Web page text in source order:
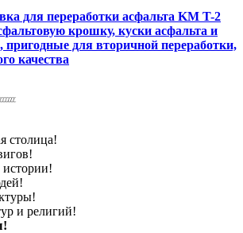
для переработки асфальта KM T-2
крошку, куски асфальта и
пригодные для вторичной переработки,
качества
столица!
истории!
и религий!